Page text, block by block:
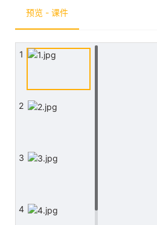
预览 - 课件
1
2
3
4